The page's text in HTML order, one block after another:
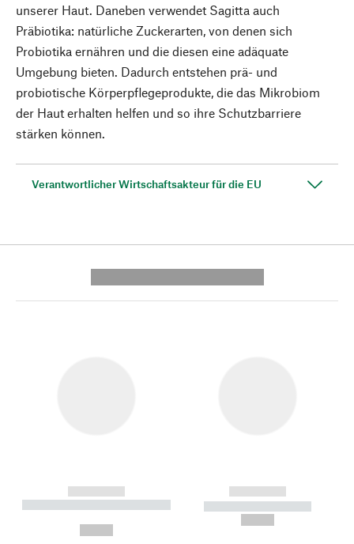
unserer Haut. Daneben verwendet Sagitta auch
Präbiotika: natürliche Zuckerarten, von denen sich
Probiotika ernähren und die diesen eine adäquate
Umgebung bieten. Dadurch entstehen prä- und
probiotische Körperpflegeprodukte, die das Mikrobiom
der Haut erhalten helfen und so ihre Schutzbarriere
stärken können.
Verantwortlicher Wirtschaftsakteur für die EU
------------
----------- ----------- --------
------------
----------- -----------